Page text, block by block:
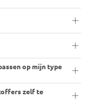
op mijn type
zelf te